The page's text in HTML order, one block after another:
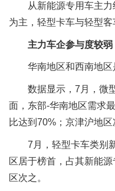
从新能源专用车主
为主，轻型卡车与轻型客
主力车企参与度较弱
华南地区和西南地区
数据显示，7月，微
面，东部-华南地区需求
比达到70%；京津沪地区
7月，轻型卡车类别
区居于榜首，占其新能
区次之。